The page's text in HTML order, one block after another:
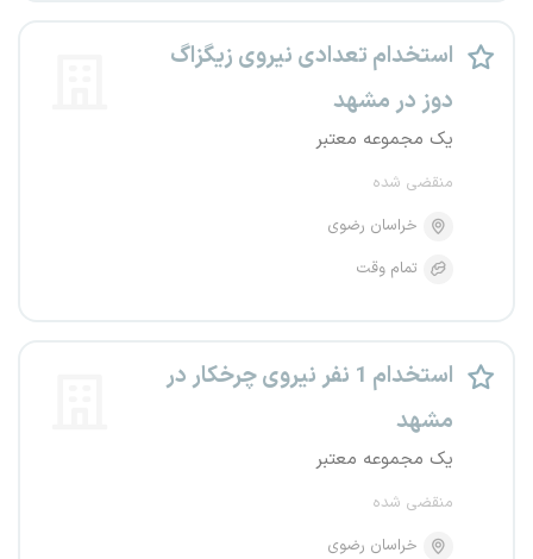
استخدام تعدادی نیروی زیگزاگ
دوز در مشهد
یک مجموعه معتبر
منقضی شده
خراسان رضوی
تمام وقت
استخدام 1 نفر نیروی چرخکار در
مشهد
یک مجموعه معتبر
منقضی شده
خراسان رضوی